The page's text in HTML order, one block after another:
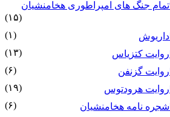
تمام جنگ های امپراطوری هخامنشیان
(۱۵)
داریوش
(۱)
روایت کتزیاس
(۱۳)
روایت گزنفن
(۶)
روایت هرودتوس
(۱۹)
شجره نامه هخامنشیان
(۶)